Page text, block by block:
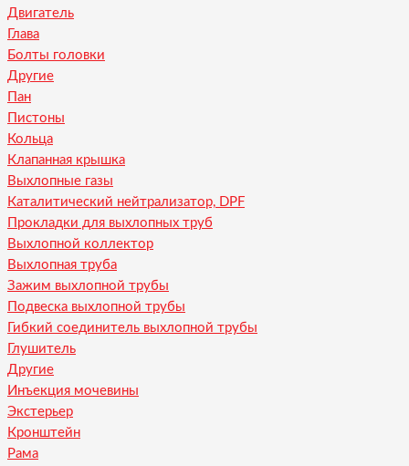
Двигатель
Глава
Болты головки
Другие
Пан
Пистоны
Кольца
Клапанная крышка
Выхлопные газы
Каталитический нейтрализатор, DPF
Прокладки для выхлопных труб
Выхлопной коллектор
Выхлопная труба
Зажим выхлопной трубы
Подвеска выхлопной трубы
Гибкий соединитель выхлопной трубы
Глушитель
Другие
Инъекция мочевины
Экстерьер
Кронштейн
Рама